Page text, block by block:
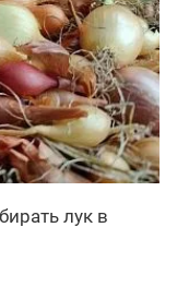
лук в